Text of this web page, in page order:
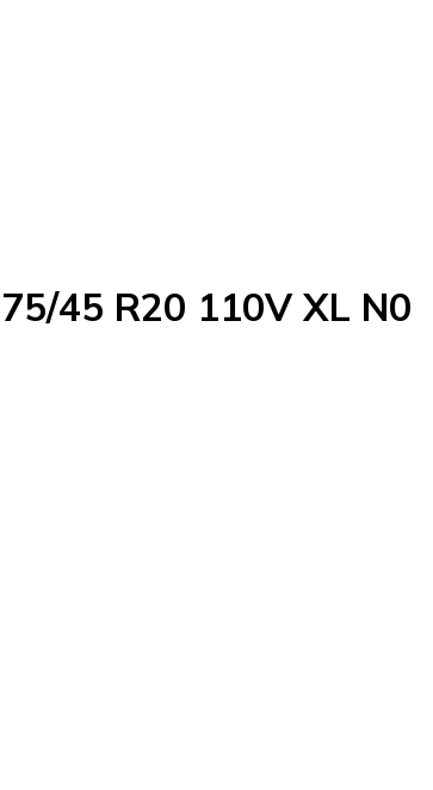
45 R20 110V XL N0